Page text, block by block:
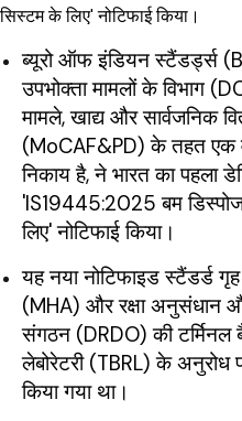
सिस्टम के लिए' नोटिफाई किया।
ब्यूरो ऑफ इंडियन स्टैंडर्ड्स
उपभोक्ता मामलों के विभाग
मामले, खाद्य और सार्वजनिक
(MoCAF&PD) के तहत एक
निकाय है, ने भारत का पहला
'IS19445:2025 बम
लिए' नोटिफाई किया।
यह नया नोटिफाइड स्टैंडर्ड
(MHA) और रक्षा अनुसंधान
संगठन (DRDO) की टर्मिनल
लेबोरेटरी (TBRL) के अनुरोध
किया गया था।